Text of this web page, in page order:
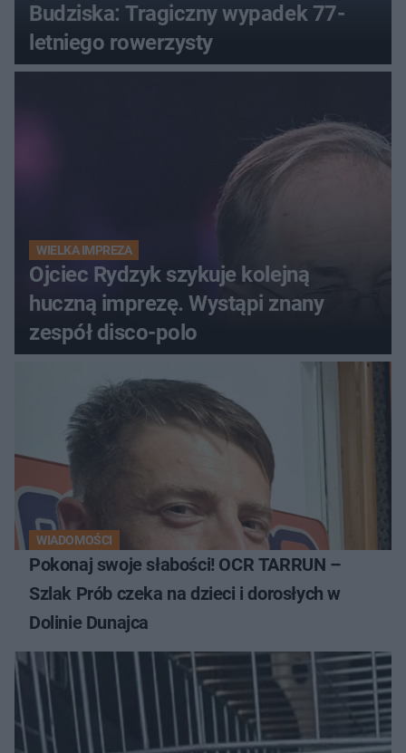
Budziska: Tragiczny wypadek 77-
letniego rowerzysty
WIELKA IMPREZA
Ojciec Rydzyk szykuje kolejną
huczną imprezę. Wystąpi znany
zespół disco-polo
WIADOMOŚCI
Pokonaj swoje słabości! OCR TARRUN –
Szlak Prób czeka na dzieci i dorosłych w
Dolinie Dunajca